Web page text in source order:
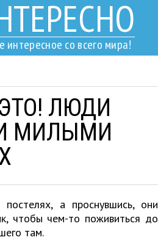
интересное со всего мира!
ЛЮДИ
МИЛЫМИ
а проснувшись, они
чтобы чем-то поживиться до
там.